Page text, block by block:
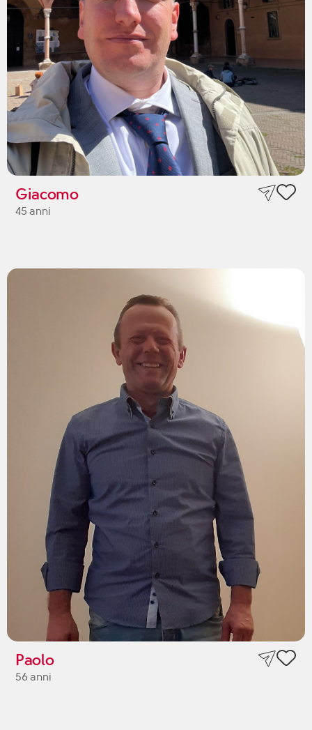
Giacomo
45 anni
Paolo
56 anni